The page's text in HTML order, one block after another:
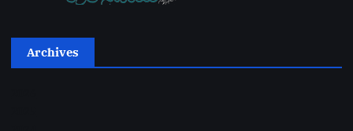
Archives